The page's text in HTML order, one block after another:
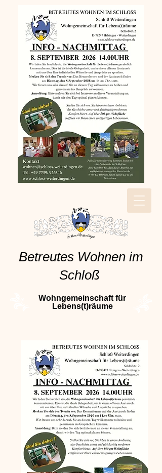
Betreutes Wohnen im
Schloß
Wohngemeinschaft für
Lebens(t)räume